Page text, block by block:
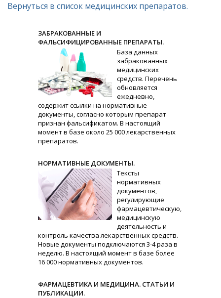
Вернуться в список медицинских препаратов.
ЗАБРАКОВАННЫЕ И
ФАЛЬСИФИЦИРОВАННЫЕ ПРЕПАРАТЫ.
База данных
забракованных
медицинских
средств. Перечень
обновляется
ежедневно,
содержит ссылки на нормативные
документы, согласно которым препарат
признан фальсификатом. В настоящий
момент в базе около 25 000 лекарственных
препаратов.
НОРМАТИВНЫЕ ДОКУМЕНТЫ.
Тексты
нормативных
документов,
регулирующие
фармацевтическую,
медицинскую
деятельность и
контроль качества лекарственных средств.
Новые документы подключаются 3-4 раза в
неделю. В настоящий момент в базе более
16 000 нормативных документов.
ФАРМАЦЕВТИКА И МЕДИЦИНА. СТАТЬИ И
ПУБЛИКАЦИИ.